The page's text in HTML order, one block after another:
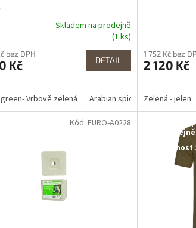
Skladem na prodejně
(1 ks)
bez DPH
Kč DETAIL
Vrbově zelená Arabian spice
1 752 Kč bez
2 120 Kč
Zelená - jelen
Kód: EURO-A0228 Dostupné i
prodejně
Dostupnost